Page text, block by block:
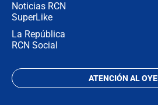
Noticias RCN
SuperLike
La República
RCN Social
ATENCIÓN AL